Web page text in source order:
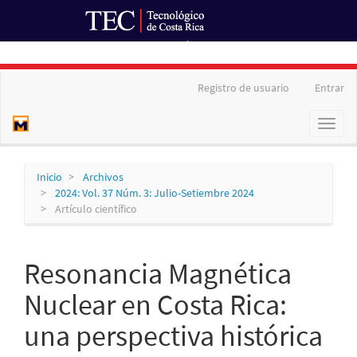
Registro de usuario Entrar
Toggle
Inicio
Archivos
2024: Vol. 37 Núm. 3: Julio-Setiembre 2024
Artículo científico
Resonancia Magnética
Nuclear en Costa Rica:
una perspectiva histórica